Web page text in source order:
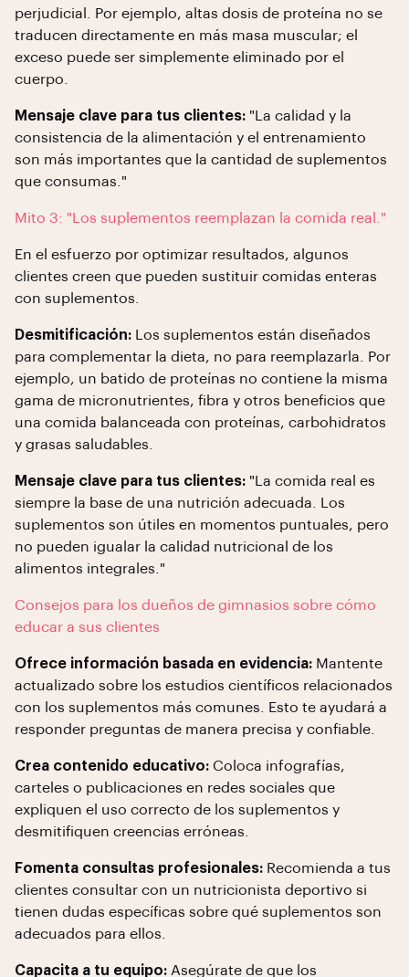
perjudicial. Por ejemplo, altas dosis de proteína no se
traducen directamente en más masa muscular; el
exceso puede ser simplemente eliminado por el
cuerpo.
Mensaje clave para tus clientes: "La calidad y la
consistencia de la alimentación y el entrenamiento
son más importantes que la cantidad de suplementos
que consumas."
Mito 3: "Los suplementos reemplazan la comida real."
En el esfuerzo por optimizar resultados, algunos
clientes creen que pueden sustituir comidas enteras
con suplementos.
Desmitificación:
Los suplementos están diseñados
para complementar la dieta, no para reemplazarla. Por
ejemplo, un batido de proteínas no contiene la misma
gama de micronutrientes, fibra y otros beneficios que
una comida balanceada con proteínas, carbohidratos
y grasas saludables.
Mensaje clave para tus clientes: "La comida real es
siempre la base de una nutrición adecuada. Los
suplementos son útiles en momentos puntuales, pero
no pueden igualar la calidad nutricional de los
alimentos integrales."
Consejos para los dueños de gimnasios sobre cómo
educar a sus clientes
Ofrece información basada en evidencia: Mantente
actualizado sobre los estudios científicos relacionados
con los suplementos más comunes. Esto te ayudará a
responder preguntas de manera precisa y confiable.
Crea contenido educativo: Coloca infografías,
carteles o publicaciones en redes sociales que
expliquen el uso correcto de los suplementos y
desmitifiquen creencias erróneas.
Fomenta consultas profesionales: Recomienda a tus
clientes consultar con un nutricionista deportivo si
tienen dudas específicas sobre qué suplementos son
adecuados para ellos.
Capacita a tu equipo: Asegúrate de que los